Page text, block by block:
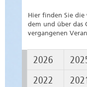
Hier finden Sie
dem und über das
vergangenen
2026
2022